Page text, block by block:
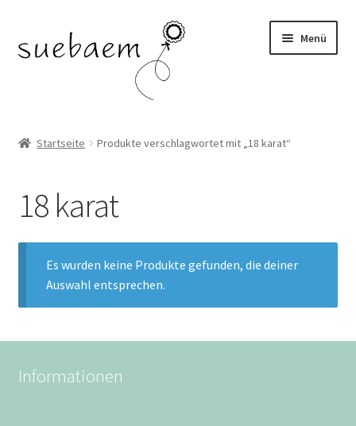
Navigation
Inhalt
Menü
RINGE
SALE
Startseite Produkte verschlagwortet mit „18 karat“
18 karat
Es wurden keine Produkte gefunden, die deiner
Auswahl entsprechen.
Informationen